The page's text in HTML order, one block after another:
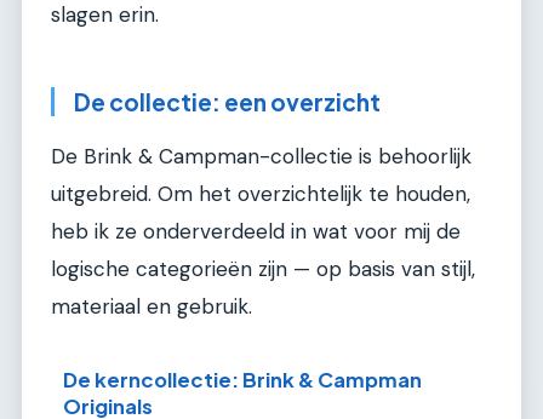
slagen erin.
De collectie: een overzicht
De Brink & Campman-collectie is behoorlijk
uitgebreid. Om het overzichtelijk te houden,
heb ik ze onderverdeeld in wat voor mij de
logische categorieën zijn — op basis van stijl,
materiaal en gebruik.
De kerncollectie: Brink & Campman
Originals